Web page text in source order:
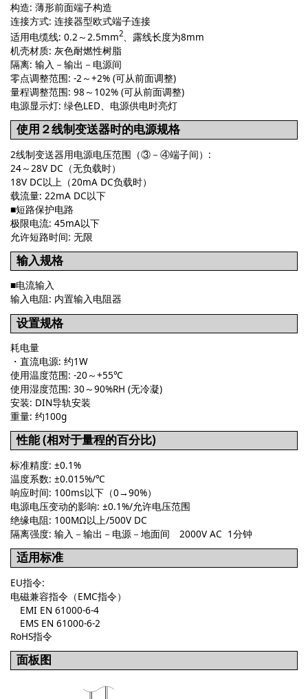
构造: 薄形前面端子构造
连接方式: 连接器型欧式端子连接
适用电缆线: 0.2～2.5mm2
、露线长度为8mm
机壳材质: 灰色耐燃性树脂
隔离: 输入－输出－电源间
零点调整范围: -2～+2% (可从前面调整)
量程调整范围: 98～102% (可从前面调整)
电源显示灯: 绿色LED、电源供电时亮灯
使用２线制变送器时的电源规格
2线制变送器用电源电压范围（③－④端子间）:
24～28V DC（无负载时）
18V DC以上（20mA DC负载时）
载流量: 22mA DC以下
■短路保护电路
极限电流: 45mA以下
允许短路时间: 无限
输入规格
■电流输入
输入电阻: 内置输入电阻器
设置规格
耗电量
・直流电源: 约1W
使用温度范围: -20～+55℃
使用湿度范围: 30～90%RH (无冷凝)
安装: DIN导轨安装
重量: 约100g
性能 (相对于量程的百分比)
标准精度: ±0.1%
温度系数: ±0.015%/℃
响应时间: 100ms以下（0→90%）
电源电压变动的影响: ±0.1%/允许电压范围
绝缘电阻: 100MΩ以上/500V DC
隔离强度: 输入－输出－电源－地面间 2000V AC 1分钟
适用标准
EU指令:
电磁兼容指令（EMC指令）
EMI EN 61000-6-4
EMS EN 61000-6-2
RoHS指令
面板图